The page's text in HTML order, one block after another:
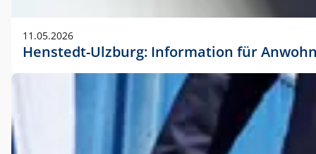
11.05.2026
Henstedt-Ulzburg: Information für